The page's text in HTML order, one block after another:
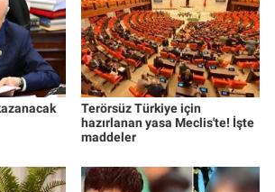
Terörsüz Türkiye için
hazırlanan yasa Meclis'te! İşte
maddeler